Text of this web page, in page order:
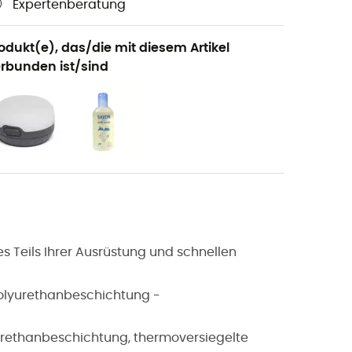
Expertenberatung
das/die mit diesem Artikel
ist/sind
Teils Ihrer Ausrüstung und schnellen
-
thermoversiegelte